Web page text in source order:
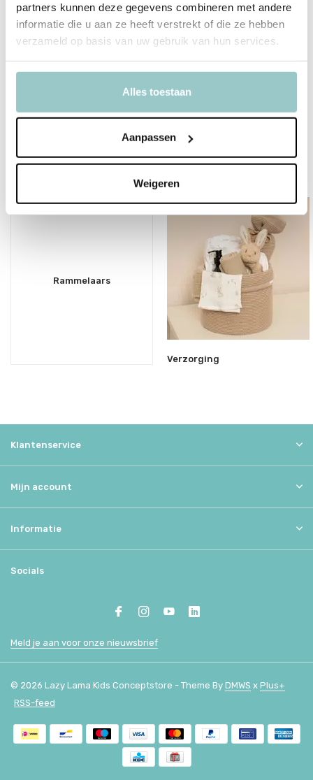
partners kunnen deze gegevens combineren met andere
informatie die u aan ze heeft verstrekt of die ze hebben
verzameld op basis van uw gebruik van hun services.
Alles toestaan
Aanpassen
Weigeren
Op voorraad
1-2 werkdagen
9,99
Overige categorieën in Buggyboekjes
Rammelaars
Verzorging
Klantenservice
Mijn account
Informatie
Socials
Meld je aan voor onze nieuwsbrief
© 2026 Lazy Lama Kids Conceptstore - Theme By DMWS x Plus+
RSS-feed